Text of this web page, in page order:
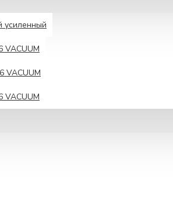
усиленный
VACUUM
VACUUM
VACUUM